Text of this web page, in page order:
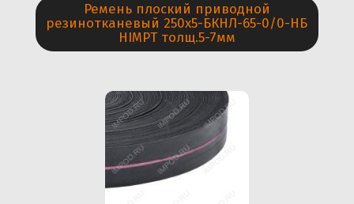
Ремень плоский приводной
резинотканевый 250х5-БКНЛ-65-0/0-НБ
HIMPT толщ.5-7мм